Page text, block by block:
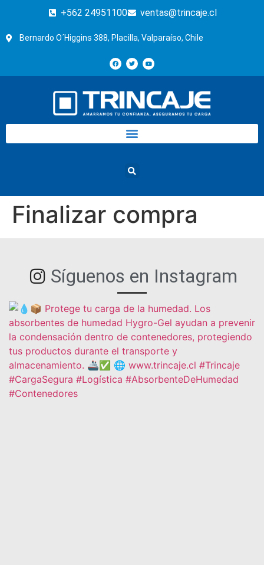
+562 24951100 ventas@trincaje.cl
Bernardo O´Higgins 388, Placilla, Valparaíso, Chile
Finalizar compra
Síguenos en Instagram